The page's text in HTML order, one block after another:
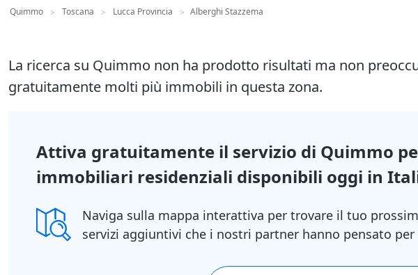
Quimmo > Toscana > Lucca Provincia > Alberghi Stazzema
La ricerca su Quimmo non ha prodotto risultati ma non
gratuitamente molti più immobili in questa zona.
Attiva gratuitamente il servizio di Quimmo
immobiliari residenziali disponibili oggi in
Naviga sulla mappa interattiva per trovare il tuo
servizi aggiuntivi che i nostri partner hanno pensato per